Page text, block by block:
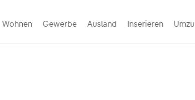
Wohnen Gewerbe Ausland Inserieren